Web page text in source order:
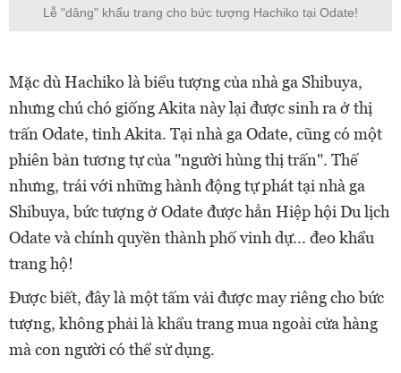
Lễ "dâng" khẩu trang cho bức tượng Hachiko tại Odate!
Mặc dù Hachiko là biểu tượng của nhà ga Shibuya,
nhưng chú chó giống Akita này lại được sinh ra ở thị
trấn Odate, tỉnh Akita. Tại nhà ga Odate, cũng có một
phiên bản tương tự của "người hùng thị trấn". Thế
nhưng, trái với những hành động tự phát tại nhà ga
Shibuya, bức tượng ở Odate được hẳn Hiệp hội Du lịch
Odate và chính quyền thành phố vinh dự... đeo khẩu
trang hộ!
Được biết, đây là một tấm vải được may riêng cho bức
tượng, không phải là khẩu trang mua ngoài cửa hàng
mà con người có thể sử dụng.